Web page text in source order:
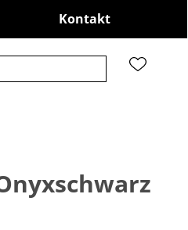
Kontakt